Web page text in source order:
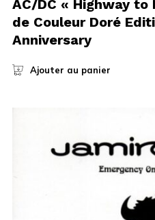
AC/DC « Highway to
de Couleur Doré
Anniversary
Ajouter au panier